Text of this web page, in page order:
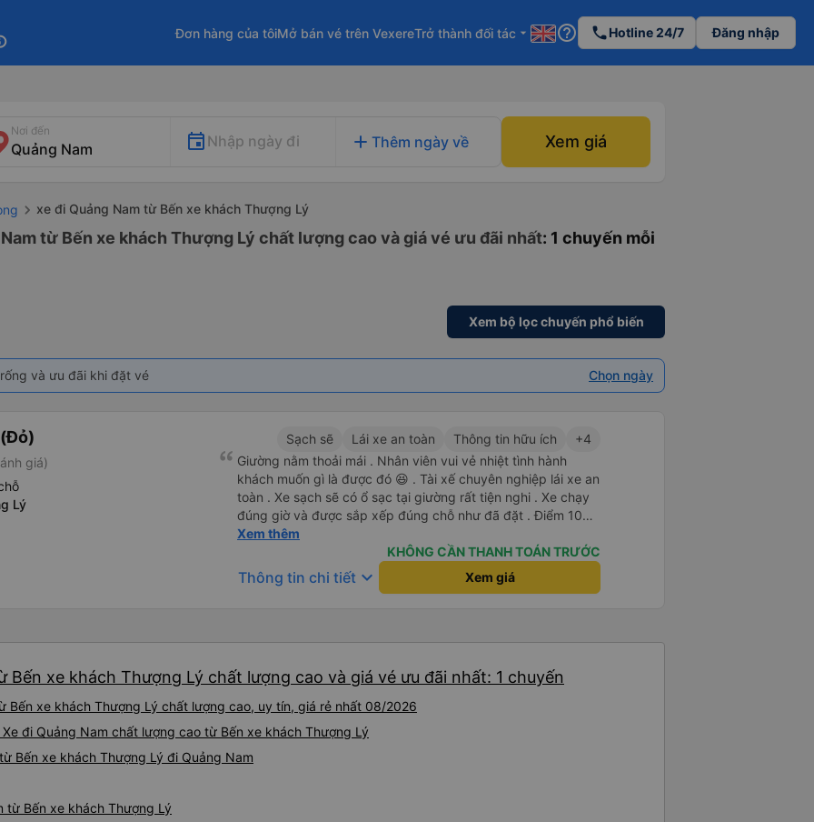
Đơn hàng của tôiMở bán vé trên VexereTrở thành đối tác arrow_drop_down help_outline phoneHotline 24/7 Đăng nhập
Nơi đến
Nhập ngày đi add Thêm ngày về Xem giá
xe đi Quảng Nam từ Bến xe khách Thượng Lý
từ Bến xe khách Thượng Lý chất lượng cao và giá vé ưu đãi nhất: 1 chuyến mỗi
Xem bộ lọc chuyến phổ biến
và ưu đãi khi đặt vé Chọn ngày
giá)
Lý
Sạch sẽ Lái xe an toàn Thông tin hữu ích
+4
Giường nằm thoải mái . Nhân viên vui vẻ nhiệt tình hành
khách muốn gì là được đó 😆 . Tài xế chuyên nghiệp lái xe an
toàn . Xe sạch sẽ có ổ sạc tại giường rất tiện nghi . Xe chạy
đúng giờ và được sắp xếp đúng chỗ như đã đặt . Điểm 10
cho hoàng long đỏ 👍
Xem thêm
KHÔNG CẦN THANH TOÁN TRƯỚC
Thông tin chi tiết keyboard_arrow_down Xem giá
Bến xe khách Thượng Lý chất lượng cao và giá vé ưu đãi nhất: 1 chuyến
Bến xe khách Thượng Lý chất lượng cao, uy tín, giá rẻ nhất 08/2026
đi Quảng Nam chất lượng cao từ Bến xe khách Thượng Lý
Bến xe khách Thượng Lý đi Quảng Nam
từ Bến xe khách Thượng Lý